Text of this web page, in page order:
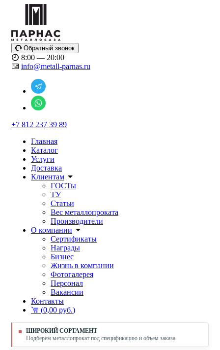
Обратный звонок
8:00 — 20:00
info@metall-parnas.ru
+7 812 237 39 89
Главная
Каталог
Услуги
Доставка
Клиентам
ГОСТы
ТУ
Статьи
Вес металлопроката
Производители
О компании
Сертификаты
Награды
Бизнес
Жизнь в компании
Фотогалерея
Персонал
Вакансии
Контакты
(0,00 руб.)
ШИРОКИЙ СОРТАМЕНТ
Подберем металлопрокат под спецификацию и объем заказа.